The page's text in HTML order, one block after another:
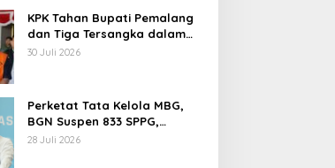
KPK Tahan Bupati Pemalang
dan Tiga Tersangka dalam
Kasus Dugaan Pemerasan
30 Juli 2026
Perketat Tata Kelola MBG,
BGN Suspen 833 SPPG,
Ratusan Di Antaranya
28 Juli 2026